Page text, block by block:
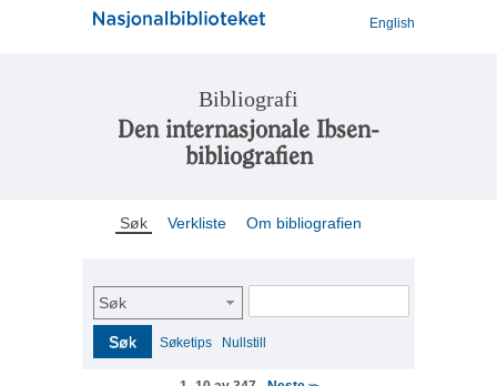
English
Bibliografi
Den internasjonale Ibsen-
bibliografien
Søk Verkliste Om bibliografien
Søk
Søk Søketips Nullstill